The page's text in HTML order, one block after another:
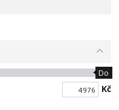
Do
Kč